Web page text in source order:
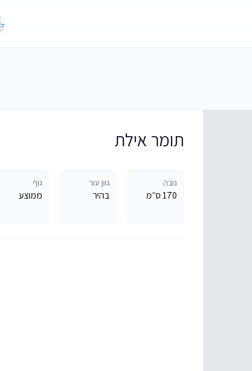
תומר אילת
גובה
170 ס״מ
גוון עור
בהיר
גוף
ממוצע